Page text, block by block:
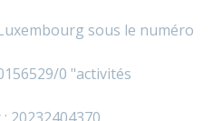
sous le numéro
0 "activités